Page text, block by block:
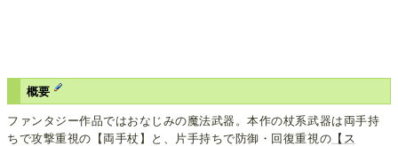
概要
ファンタジー作品ではおなじみの魔法武器。本作の杖系武器は両手持
ちで攻撃重視の【両手杖】と、片手持ちで防御・回復重視の 【ス